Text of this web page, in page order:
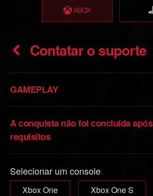
Contatar o suporte
GAMEPLAY
A conquista não foi concluída
requisitos
Selecionar um console
Xbox One
Xbox One S